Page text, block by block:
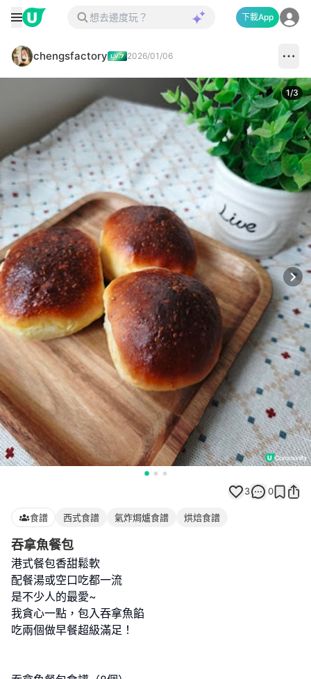
下載App
chengsfactory 2026/01/06
1/3
3 0
食譜 西式食譜 氣炸焗爐食譜 烘焙食譜
吞拿魚餐包
港式餐包香甜鬆軟
配餐湯或空口吃都一流
是不少人的最愛~
我貪心一點，包入吞拿魚餡
吃兩個做早餐超級滿足！